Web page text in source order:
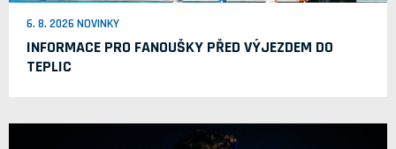
6. 8. 2026 NOVINKY
INFORMACE PRO FANOUŠKY PŘED VÝJEZDEM DO
TEPLIC